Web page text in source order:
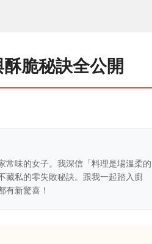
脆秘訣全公開
常味的女子。我深信「料理是場溫柔的
藏私的零失敗秘訣。跟我一起踏入廚
有新驚喜！